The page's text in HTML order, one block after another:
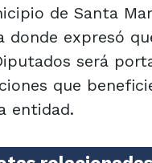
de Santa
donde expresó
será
que
entidad.